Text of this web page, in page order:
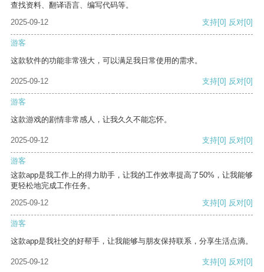
查找资料、翻译语言、编写代码等。
2025-09-12
支持[0] 反对[0]
游客
这款软件的功能非常强大，可以满足我日常使用的需求。
2025-09-12 支持[0] 反对[0]
游客
这款游戏的剧情非常感人，让我久久不能忘怀。
2025-09-12 支持[0] 反对[0]
游客
这款app是我工作上的得力助手，让我的工作效率提高了50%，让我能够
更轻松地完成工作任务。
2025-09-12
支持[0] 反对[0]
游客
这款app是我社交的好帮手，让我能够与朋友保持联系，分享生活点滴。
2025-09-12 支持[0] 反对[0]